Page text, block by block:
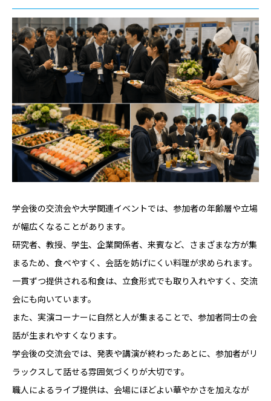
学会後の交流会や大学関連イベントでは、参加者の年齢層や立場
が幅広くなることがあります。
研究者、教授、学生、企業関係者、来賓など、さまざまな方が集
まるため、食べやすく、会話を妨げにくい料理が求められます。
一貫ずつ提供される和食は、立食形式でも取り入れやすく、交流
会にも向いています。
また、実演コーナーに自然と人が集まることで、参加者同士の会
話が生まれやすくなります。
学会後の交流会では、発表や講演が終わったあとに、参加者がリ
ラックスして話せる雰囲気づくりが大切です。
職人によるライブ提供は、会場にほどよい華やかさを加えなが